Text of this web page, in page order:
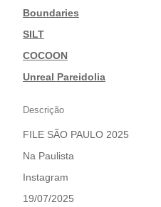
|Boundaries
|SILT
|COCOON
|Unreal Pareidolia
Descrição
FILE SÃO PAULO 2025
Na Paulista
Instagram
19/07/2025